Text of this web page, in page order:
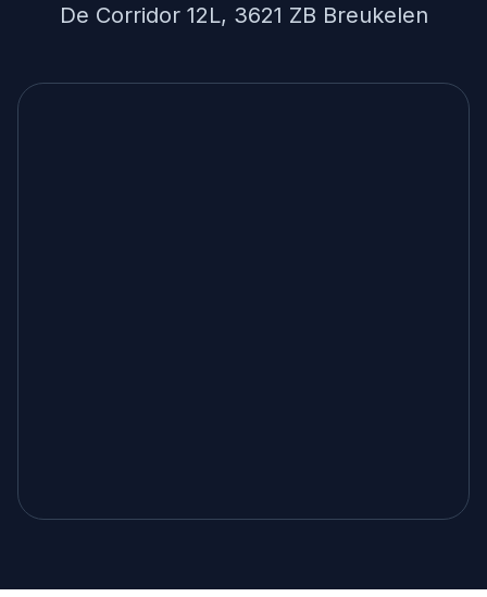
De Corridor 12L, 3621 ZB Breukelen